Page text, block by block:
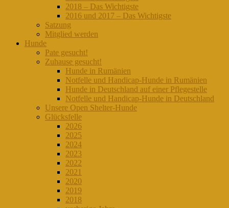
2018 – Das Wichtigste
2016 und 2017 – Das Wichtigste
Satzung
Mitglied werden
Hunde
Pate gesucht!
Zuhause gesucht!
Hunde in Rumänien
Notfelle und Handicap-Hunde in Rumänien
Hunde in Deutschland auf einer Pflegestelle
Notfelle und Handicap-Hunde in Deutschland
Unsere Open Shelter-Hunde
Glücksfelle
2026
2025
2024
2023
2022
2021
2020
2019
2018